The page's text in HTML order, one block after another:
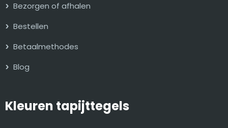
Bezorgen of afhalen
Bestellen
Betaalmethodes
Blog
Kleuren tapijttegels